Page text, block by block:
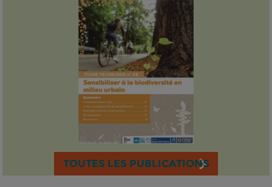
TOUTES LES PUBLICATIONS